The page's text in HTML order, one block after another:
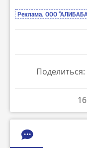
Реклама. ООО
Поделиться: